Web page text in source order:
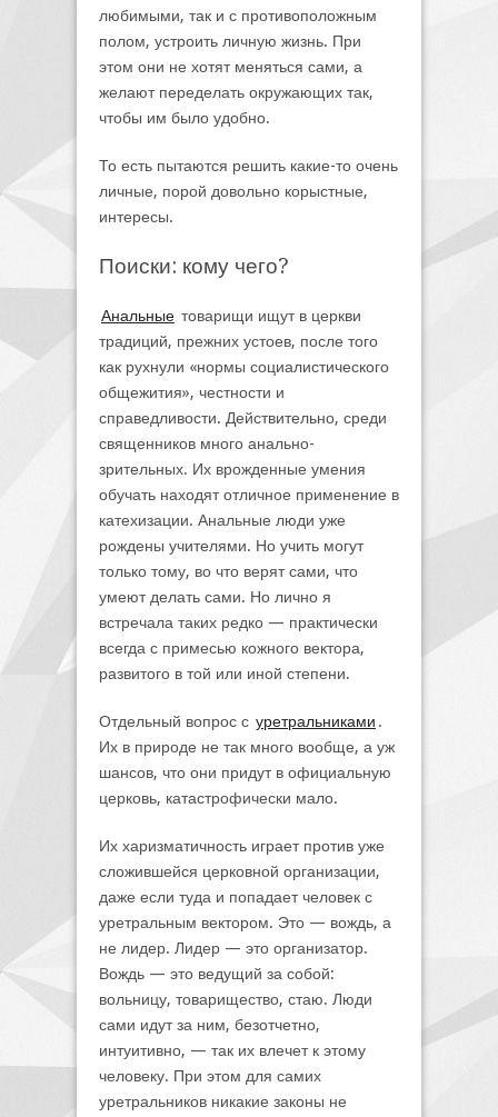
любимыми, так и с противоположным
полом, устроить личную жизнь. При
этом они не хотят меняться сами, а
желают переделать окружающих так,
чтобы им было удобно.
То есть пытаются решить какие-то очень
личные, порой довольно корыстные,
интересы.
Поиски: кому чего?
Анальные товарищи ищут в церкви
традиций, прежних устоев, после того
как рухнули «нормы социалистического
общежития», честности и
справедливости. Действительно, среди
священников много анально-
зрительных. Их врожденные умения
обучать находят отличное применение в
катехизации. Анальные люди уже
рождены учителями. Но учить могут
только тому, во что верят сами, что
умеют делать сами. Но лично я
встречала таких редко — практически
всегда с примесью кожного вектора,
развитого в той или иной степени.
Отдельный вопрос с уретральниками .
Их в природе не так много вообще, а уж
шансов, что они придут в официальную
церковь, катастрофически мало.
Их харизматичность играет против уже
сложившейся церковной организации,
даже если туда и попадает человек с
уретральным вектором. Это — вождь, а
не лидер. Лидер — это организатор.
Вождь — это ведущий за собой:
вольницу, товарищество, стаю. Люди
сами идут за ним, безотчетно,
интуитивно, — так их влечет к этому
человеку. При этом для самих
уретральников никакие законы не